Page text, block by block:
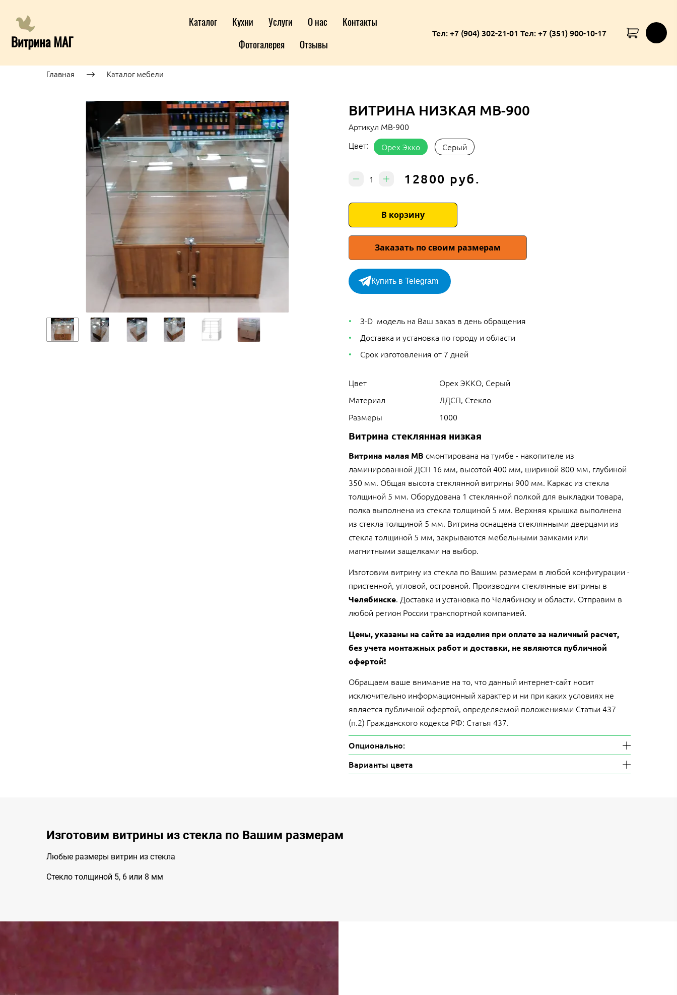
Каталог Кухни Услуги О нас
Контакты
Фотогалерея
Отзывы
Тел: +7 (904) 302-21-01 Тел: +7 (351) 900-10-17
Главная Каталог мебели
ВИТРИНА НИЗКАЯ МВ-900
Артикул МВ-900
Цвет:
Орех Экко Серый
12800 руб.
В корзину
Заказать по своим размерам
Купить в Telegram
З-D модель на Ваш заказ в день обращения
Доставка и установка по городу и области
Срок изготовления от 7 дней
Цвет
Орех ЭККО, Серый
Материал
ЛДСП, Стекло
Размеры
1000
Витрина стеклянная низкая
Витрина малая МВ смонтирована на тумбе - накопителе из
ламинированной ДСП 16 мм, высотой 400 мм, шириной 800 мм, глубиной
350 мм. Общая высота стеклянной витрины 900 мм. Каркас из стекла
толщиной 5 мм. Оборудована 1 стеклянной полкой для выкладки товара,
полка выполнена из стекла толщиной 5 мм. Верхняя крышка выполнена
из стекла толщиной 5 мм. Витрина оснащена стеклянными дверцами из
стекла толщиной 5 мм, закрываются мебельными замками или
магнитными защелками на выбор.
Изготовим витрину из стекла по Вашим размерам в любой конфигурации -
пристенной, угловой, островной. Производим стеклянные витрины в
Челябинске. Доставка и установка по Челябинску и области. Отправим в
любой регион России транспортной компанией.
Цены, указаны на сайте за изделия при оплате за наличный расчет,
без учета монтажных работ и доставки, не являются публичной
офертой!
Обращаем ваше внимание на то, что данный интернет-сайт носит
исключительно информационный характер и ни при каких условиях не
является публичной офертой, определяемой положениями Статьи 437
(п.2) Гражданского кодекса РФ: Статья 437.
Опционально:
Варианты цвета
Изготовим витрины из стекла по Вашим размерам
Любые размеры витрин из стекла
Стекло толщиной 5, 6 или 8 мм